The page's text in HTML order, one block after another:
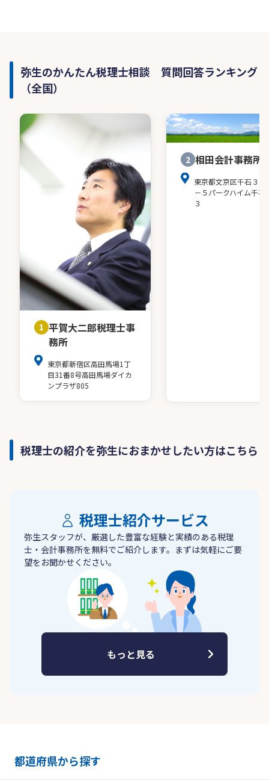
弥生のかんたん税理士相談 質問回答ランキング
（全国）
1 平賀大二郎税理士事
務所
東京都新宿区高田馬場1丁
目31番8号高田馬場ダイカ
ンプラザ805
2 相田会計事務所
東京都文京区千石３－
－５パークハイム千石
３
税理士の紹介を弥生におまかせしたい方はこちら
税理士紹介サービス
弥生スタッフが、厳選した豊富な経験と実績のある税理
士・会計事務所を無料でご紹介します。まずは気軽にご要
望をお聞かせください。
もっと見る
都道府県から探す